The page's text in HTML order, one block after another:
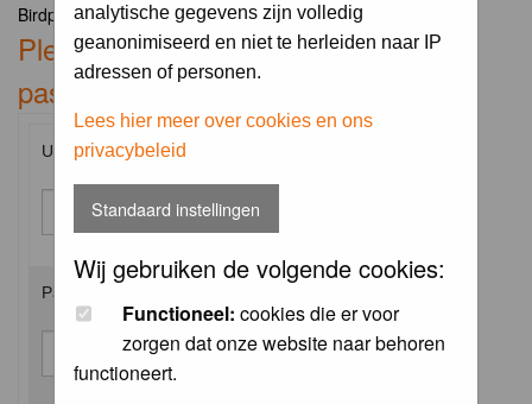
analytische gegevens zijn volledig
geanonimiseerd en niet te herleiden naar IP
adressen of personen.
Lees hier meer over cookies en ons
privacybeleid
Standaard instellingen
Wij gebruiken de volgende cookies:
Functioneel: cookies die er voor
zorgen dat onze website naar behoren
functioneert.
Birdpix.nl Forum Index
Please enter your username and
password to log in.
Username:
Password: